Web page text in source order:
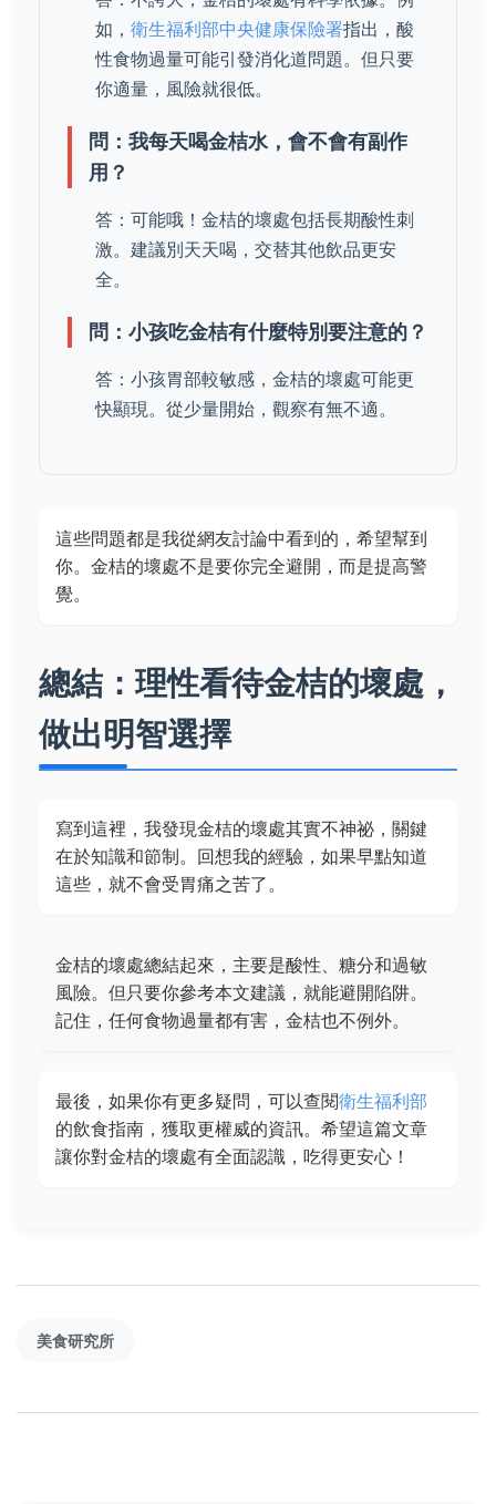
如， 衛生福利部中央健康保險署指出，酸
性食物過量可能引發消化道問題。但只要
你適量，風險就很低。
問：我每天喝金桔水，會不會有副作
用？
答：可能哦！金桔的壞處包括長期酸性刺
激。建議別天天喝，交替其他飲品更安
全。
問：小孩吃金桔有什麼特別要注意的？
答：小孩胃部較敏感，金桔的壞處可能更
快顯現。從少量開始，觀察有無不適。
這些問題都是我從網友討論中看到的，希望幫到
你。金桔的壞處不是要你完全避開，而是提高警
覺。
總結：理性看待金桔的壞處，
做出明智選擇
寫到這裡，我發現金桔的壞處其實不神祕，關鍵
在於知識和節制。回想我的經驗，如果早點知道
這些，就不會受胃痛之苦了。
金桔的壞處總結起來，主要是酸性、糖分和過敏
風險。但只要你參考本文建議，就能避開陷阱。
記住，任何食物過量都有害，金桔也不例外。
最後，如果你有更多疑問，可以查閱衛生福利部
的飲食指南，獲取更權威的資訊。希望這篇文章
讓你對金桔的壞處有全面認識，吃得更安心！
美食研究所